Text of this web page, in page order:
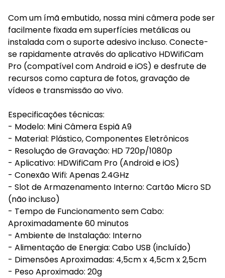
Com um ímã embutido, nossa mini câmera pode ser
facilmente fixada em superfícies metálicas ou
instalada com o suporte adesivo incluso. Conecte-
se rapidamente através do aplicativo HDWifiCam
Pro (compatível com Android e iOS) e desfrute de
recursos como captura de fotos, gravação de
vídeos e transmissão ao vivo.
Especificações técnicas:
- Modelo: Mini Câmera Espiã A9
- Material: Plástico, Componentes Eletrônicos
- Resolução de Gravação: HD 720p/1080p
- Aplicativo: HDWifiCam Pro (Android e iOS)
- Conexão Wifi: Apenas 2.4GHz
- Slot de Armazenamento Interno: Cartão Micro SD
(não incluso)
- Tempo de Funcionamento sem Cabo:
Aproximadamente 60 minutos
- Ambiente de Instalação: Interno
- Alimentação de Energia: Cabo USB (incluído)
- Dimensões Aproximadas: 4,5cm x 4,5cm x 2,5cm
- Peso Aproximado: 20g